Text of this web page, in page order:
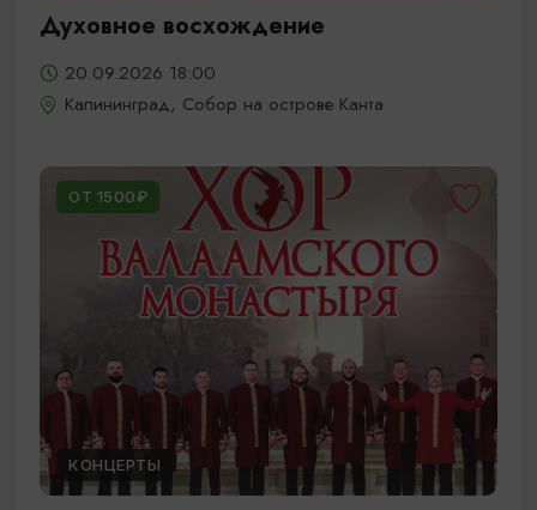
Духовное восхождение
20.09.2026 18:00
Калининград, Собор на острове Канта
ОТ 1500₽
КОНЦЕРТЫ